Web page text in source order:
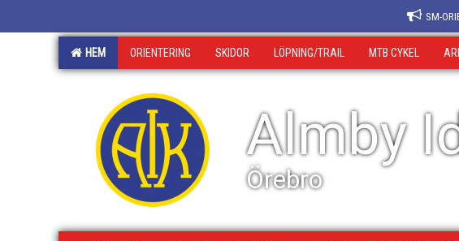
SM-
HEM ORIENTERING SKIDOR LÖPNING/TRAIL MTB CYKEL
Almby
Örebro